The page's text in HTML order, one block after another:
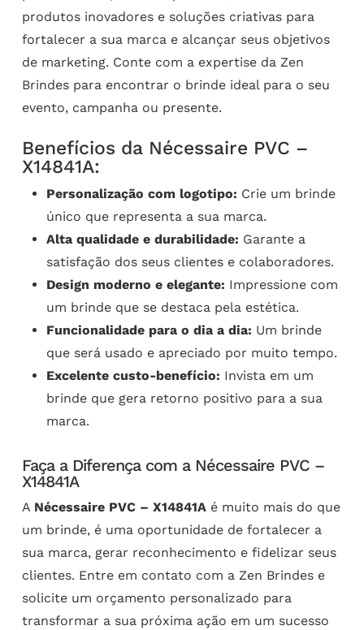
produtos inovadores e soluções criativas para
fortalecer a sua marca e alcançar seus objetivos
de marketing. Conte com a expertise da Zen
Brindes para encontrar o brinde ideal para o seu
evento, campanha ou presente.
Benefícios da Nécessaire PVC –
X14841A:
Personalização com logotipo: Crie um brinde
único que representa a sua marca.
Alta qualidade e durabilidade: Garante a
satisfação dos seus clientes e colaboradores.
Design moderno e elegante: Impressione com
um brinde que se destaca pela estética.
Funcionalidade para o dia a dia: Um brinde
que será usado e apreciado por muito tempo.
Excelente custo-benefício: Invista em um
brinde que gera retorno positivo para a sua
marca.
Faça a Diferença com a Nécessaire PVC –
X14841A
A Nécessaire PVC – X14841Aé muito mais do que
um brinde, é uma oportunidade de fortalecer a
sua marca, gerar reconhecimento e fidelizar seus
clientes. Entre em contato com a Zen Brindes e
solicite um orçamento personalizado para
transformar a sua próxima ação em um sucesso